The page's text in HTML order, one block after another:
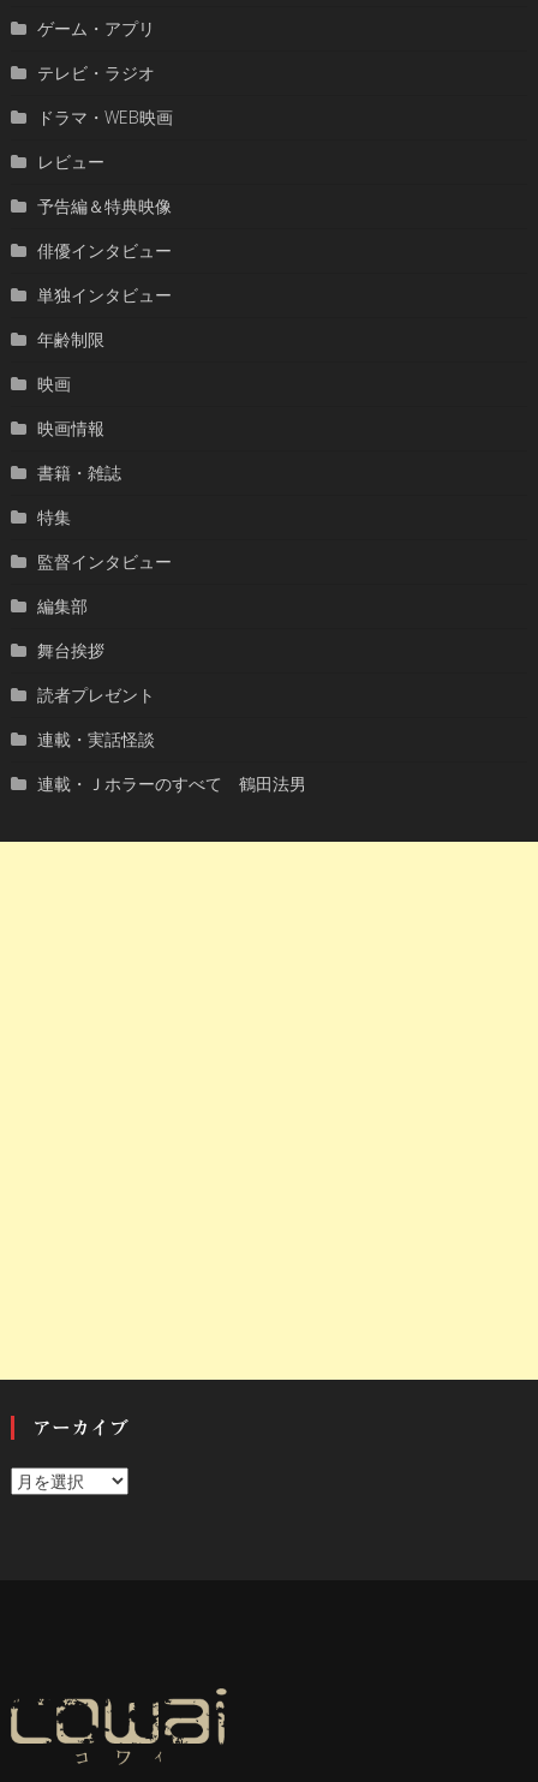
ゲーム・アプリ
テレビ・ラジオ
ドラマ・WEB映画
レビュー
予告編＆特典映像
俳優インタビュー
単独インタビュー
年齢制限
映画
映画情報
書籍・雑誌
特集
監督インタビュー
編集部
舞台挨拶
読者プレゼント
連載・実話怪談
連載・Ｊホラーのすべて 鶴田法男
アーカイブ
ア